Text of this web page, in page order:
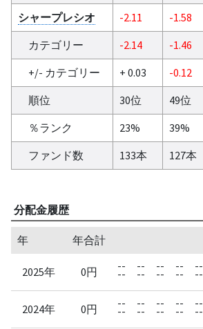
シャープレシオ -2.11 -1.58
カテゴリー
-2.14 -1.46
+/- カテゴリー
+ 0.03 -0.12
順位
30位 49位
％ランク
23% 39%
ファンド数
133本 127本
分配金履歴
年 年合計
2025年 0円 --
--
--
--
--
--
--
--
--
--
2024年 0円 --
--
--
--
--
--
--
--
--
--